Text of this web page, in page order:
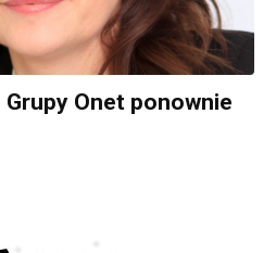
Onet ponownie